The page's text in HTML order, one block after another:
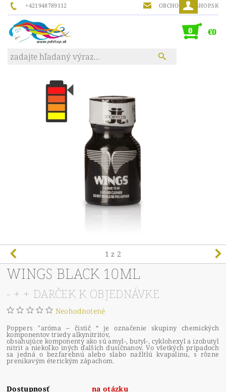
+421948789112 OBCHOD@PDSHOP.SK
0 €0
1 z 2
WINGS BLACK 10ML
- + + DARČEK K OBJEDNÁVKE
Neohodnotené
Poppers "aróma – čistič “ je označenie skupiny chemických
komponentov triedy alkynitritov,
obsahujúce komponenty ako sú amyl-, butyl-, cyklohexyl a izobutyl
nitrit a niekoľko iných ďalších dusičnanov. Vo všetkých prípadoch
sa jedná o bezfarebnú alebo slabo nažltlú kvapalinu, s rôzne
prenikavým éterickým zápachom.
Dostupnosť
na otázku